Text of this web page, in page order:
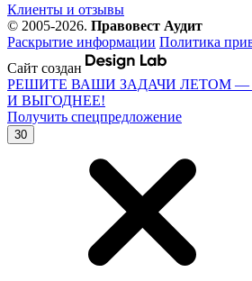
Клиенты и отзывы
© 2005-2026. Правовест Аудит
Раскрытие информации Политика
Сайт создан
РЕШИТЕ ВАШИ ЗАДАЧИ ЛЕТОМ —
И ВЫГОДНЕЕ!
Получить спецпредложение
30